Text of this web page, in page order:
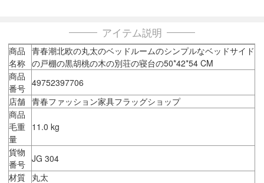
アイテム説明
商品
名称
青春潮北欧の丸太のベッドルームのシンプルなベッドサイド
の戸棚の黒胡桃の木の別荘の寝台の50*42*54 CM
商品
番号 49752397706
店舗 青春ファッション家具フラッグショップ
商品
毛重
量
11.0 kg
貨物
番号 JG 304
材質 丸太